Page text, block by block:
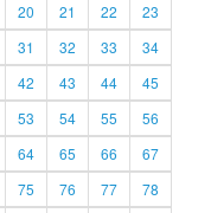
20 21 22
23
31 32 33
34
42 43 44
45
53 54 55
56
64 65 66
67
75 76 77
78